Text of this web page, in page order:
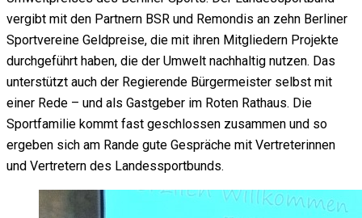
vergibt mit den Partnern BSR und Remondis an zehn Berliner
Sportvereine Geldpreise, die mit ihren Mitgliedern Projekte
durchgeführt haben, die der Umwelt nachhaltig nutzen. Das
unterstützt auch der Regierende Bürgermeister selbst mit
einer Rede – und als Gastgeber im Roten Rathaus. Die
Sportfamilie kommt fast geschlossen zusammen und so
ergeben sich am Rande gute Gespräche mit Vertreterinnen
und Vertretern des Landessportbunds.